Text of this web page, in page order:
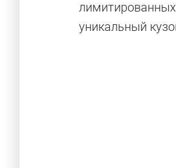
уникальный